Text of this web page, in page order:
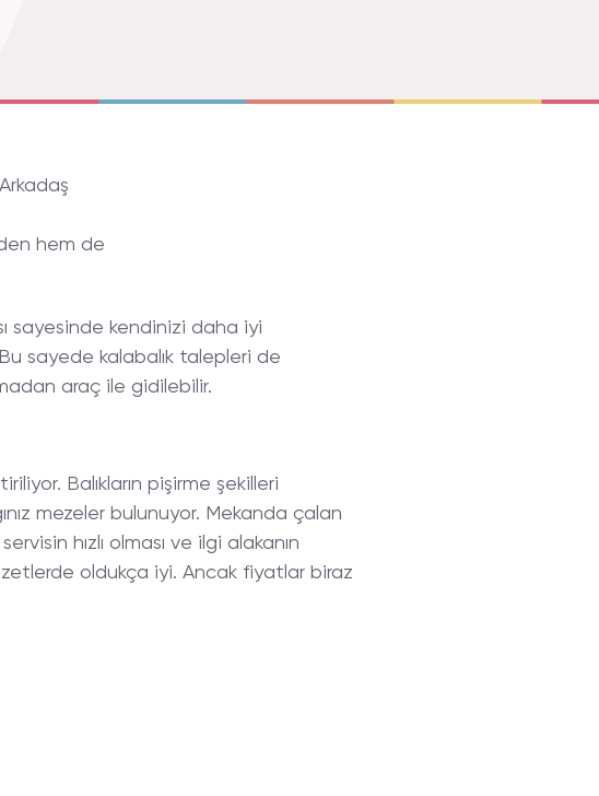
hem de
sayesinde kendinizi daha iyi
sayede kalabalık talepleri de
araç ile gidilebilir.
Balıkların pişirme şekilleri
mezeler bulunuyor. Mekanda çalan
hızlı olması ve ilgi alakanın
oldukça iyi. Ancak fiyatlar biraz